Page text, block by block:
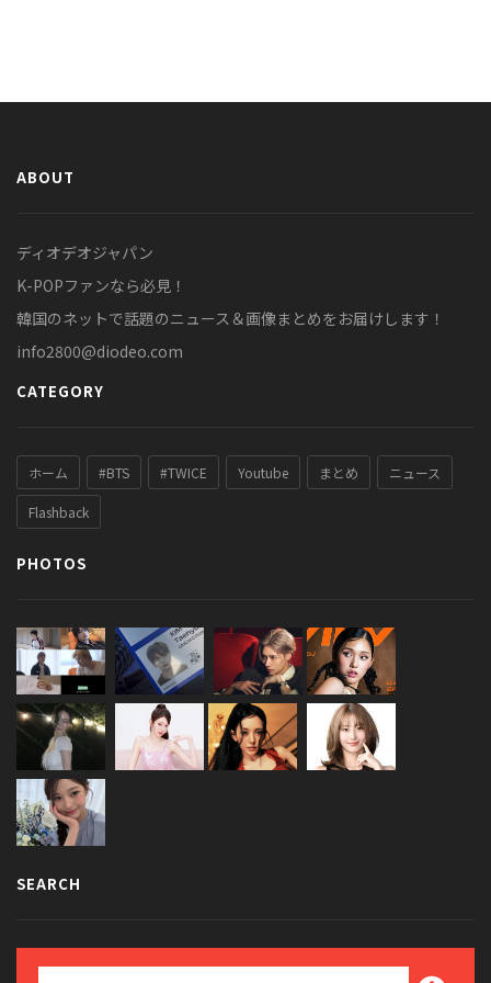
ABOUT
ディオデオジャパン
K-POPファンなら必見！
韓国のネットで話題のニュース＆画像まとめをお届けします！
info2800@diodeo.com
CATEGORY
ホーム #BTS #TWICE Youtube まとめ ニュース
Flashback
PHOTOS
SEARCH